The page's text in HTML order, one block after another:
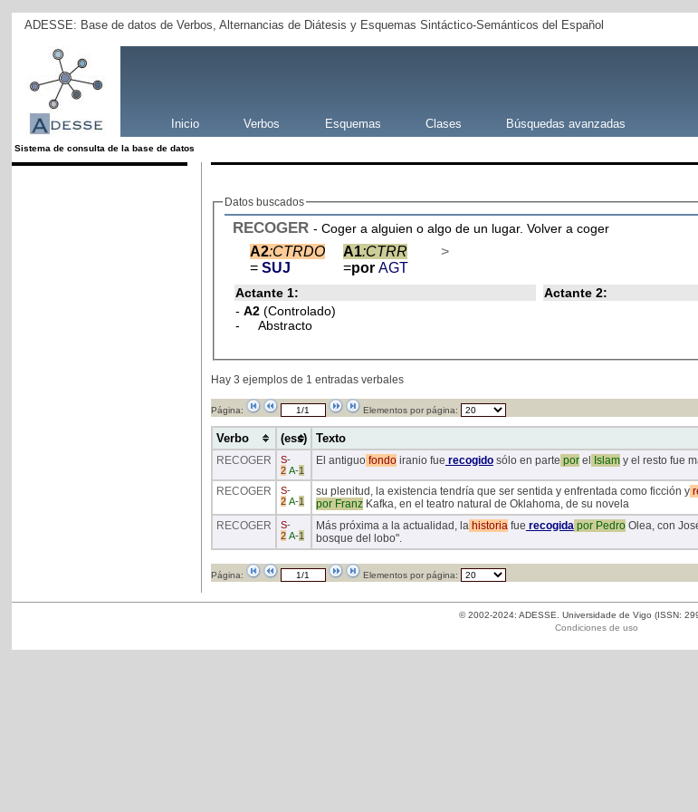
ADESSE: Base de datos de Verbos, Alternancias de Diátesis y Esquemas Sintáctico-Semánticos del Español
Inicio Verbos Esquemas Clases Búsquedas avanzadas
Sistema de consulta de la base de datos
Datos buscados
RECOGER - Coger a alguien o algo de un lugar. Volver a coger
A2:CTRDO
= SUJ
A1:CTRR
=por AGT
>
Actante 1:
- A2 (Controlado)
- Abstracto
Actante 2:
Hay 3 ejemplos de 1 entradas verbales
Página: Elementos por página:
Verbo (ess) Texto
RECOGER S-
2 A-1
El antiguofondoiranio fue recogidosólo en parte porel Islamy el resto fue
RECOGER S-
2 A-1
su plenitud, la existencia tendría que ser sentida y enfrentada como ficción y
porFranzKafka, en el teatro natural de Oklahoma, de su novela
RECOGER S-
2 A-1
Más próxima a la actualidad, lahistoriafue recogidaporPedroOlea, con
bosque del lobo".
Página: Elementos por página:
© 2002-2024: ADESSE. Universidade de Vigo (ISSN:
Condiciones de uso